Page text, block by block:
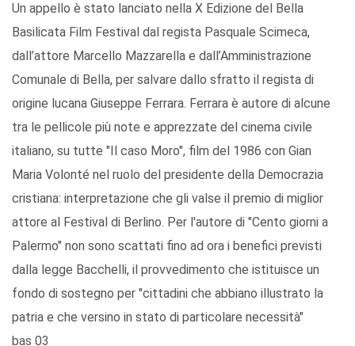
Un appello è stato lanciato nella X Edizione del Bella
Basilicata Film Festival dal regista Pasquale Scimeca,
dall’attore Marcello Mazzarella e dall’Amministrazione
Comunale di Bella, per salvare dallo sfratto il regista di
origine lucana Giuseppe Ferrara. Ferrara è autore di alcune
tra le pellicole più note e apprezzate del cinema civile
italiano, su tutte "Il caso Moro", film del 1986 con Gian
Maria Volonté nel ruolo del presidente della Democrazia
cristiana: interpretazione che gli valse il premio di miglior
attore al Festival di Berlino. Per l'autore di "Cento giorni a
Palermo" non sono scattati fino ad ora i benefici previsti
dalla legge Bacchelli, il provvedimento che istituisce un
fondo di sostegno per "cittadini che abbiano illustrato la
patria e che versino in stato di particolare necessità"
bas 03